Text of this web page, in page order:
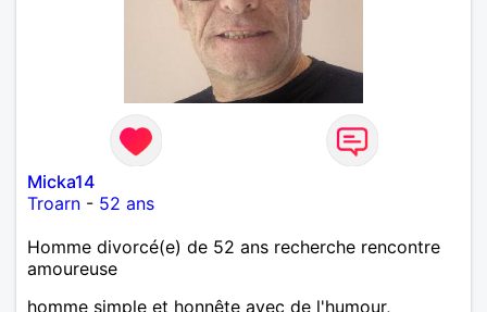
Micka14
Troarn - 52 ans
Homme divorcé(e) de 52 ans recherche rencontre
amoureuse
homme simple et honnête avec de l'humour,